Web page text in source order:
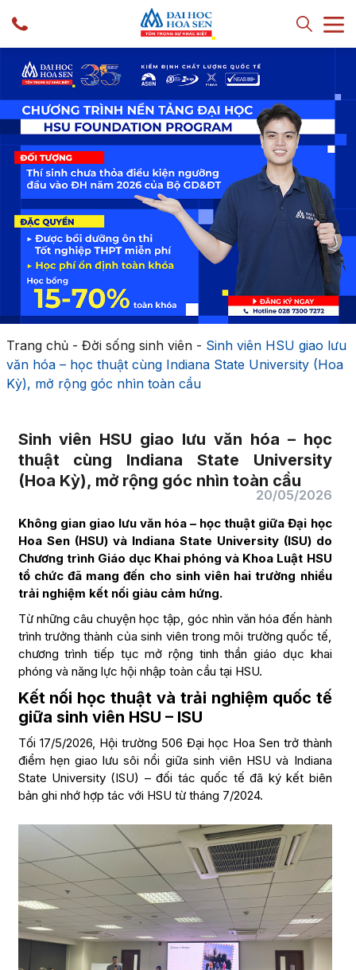
Trang chủ- Đời sống sinh viên- Sinh viên HSU giao lưu
văn hóa – học thuật cùng Indiana State University (Hoa
Kỳ), mở rộng góc nhìn toàn cầu
Sinh viên HSU giao lưu văn hóa – học
thuật cùng Indiana State University
(Hoa Kỳ), mở rộng góc nhìn toàn cầu
20/05/2026
Không gian giao lưu văn hóa – học thuật giữa Đại học
Hoa Sen (HSU) và Indiana State University (ISU) do
Chương trình Giáo dục Khai phóng và Khoa Luật HSU
tổ chức đã mang đến cho sinh viên hai trường nhiều
trải nghiệm kết nối giàu cảm hứng.
Từ những câu chuyện học tập, góc nhìn văn hóa đến hành
trình trưởng thành của sinh viên trong môi trường quốc tế,
chương trình tiếp tục mở rộng tinh thần giáo dục khai
phóng và năng lực hội nhập toàn cầu tại HSU.
Kết nối học thuật và trải nghiệm quốc tế
giữa sinh viên HSU – ISU
Tối 17/5/2026, Hội trường 506 Đại học Hoa Sen trở thành
điểm hẹn giao lưu sôi nổi giữa sinh viên HSU và Indiana
State University (ISU) – đối tác quốc tế đã ký kết biên
bản ghi nhớ hợp tác với HSU từ tháng 7/2024.